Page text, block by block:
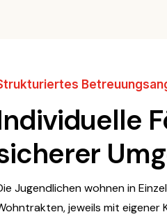
Jugendlichen wohnen in
jeweils mit eigener